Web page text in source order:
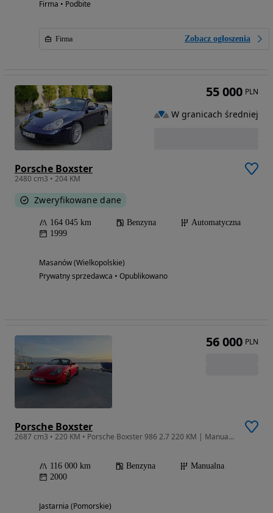
Firma • Podbite
Firma Zobacz ogłoszenia
Porsche Boxster
2480 cm3 • 204 KM
Zweryfikowane dane
164 045 km Benzyna
Automatyczna
1999
Masanów (Wielkopolskie)
Prywatny sprzedawca • Opublikowano
55 000 PLN
W granicach średniej
Porsche Boxster
2687 cm3 • 220 KM • Porsche Boxster 986 2.7 220 KM | Manual | 116 000 km | Garażowany | Sezonowo użytkowany
116 000 km Benzyna
Manualna
2000
Jastarnia (Pomorskie)
56 000 PLN